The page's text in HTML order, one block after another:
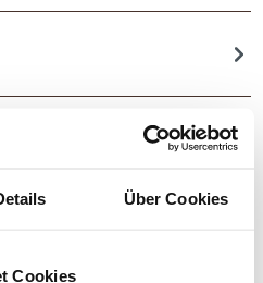
Über Cookies
Cookies
Frage zum Artikel
Kaminöfen|Kaminöfen 8